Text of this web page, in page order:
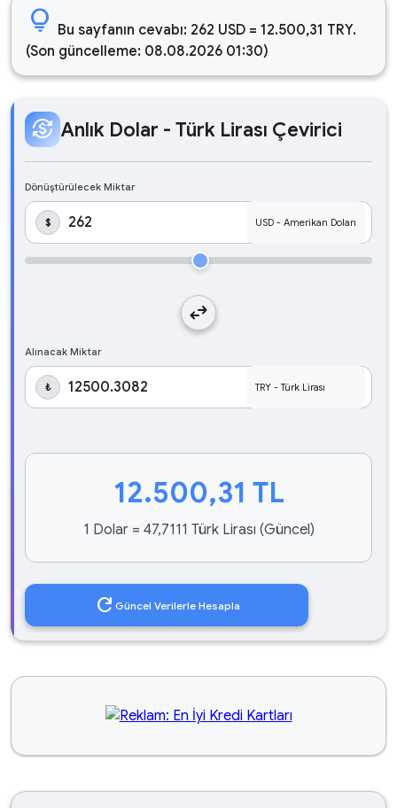
lightbulb Bu sayfanın cevabı: 262 USD = 12.500,31 TRY.
(Son güncelleme: 08.08.2026 01:30)
currency_exchange Anlık Dolar - Türk Lirası Çevirici
Dönüştürülecek Miktar
$
swap_horiz
Alınacak Miktar
₺
12.500,31 TL
1 Dolar = 47,7111 Türk Lirası (Güncel)
refresh Güncel Verilerle Hesapla